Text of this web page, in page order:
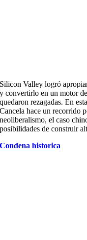
Silicon Valley logró
y convertirlo en un motor
quedaron rezagadas. En
Cancela hace un recorrido
neoliberalismo, el caso
posibilidades de construir
Condena historica